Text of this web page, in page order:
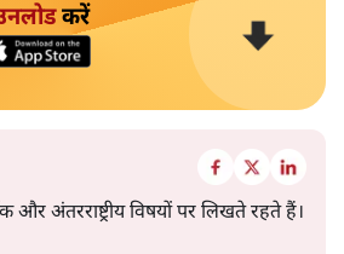
करें
अंतरराष्ट्रीय विषयों पर लिखते रहते हैं।